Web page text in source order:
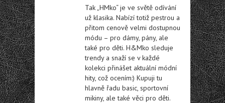
Tak „HMko“ je ve světě odívání
už klasika. Nabízí totiž pestrou a
přitom cenově velmi dostupnou
módu – pro dámy, pány, ale
také pro děti. H&Mko sleduje
trendy a snaží se v každé
kolekci přinášet aktuální módní
hity, což ocením:) Kupuji tu
hlavně řadu basic, sportovní
mikiny, ale také věci pro děti.